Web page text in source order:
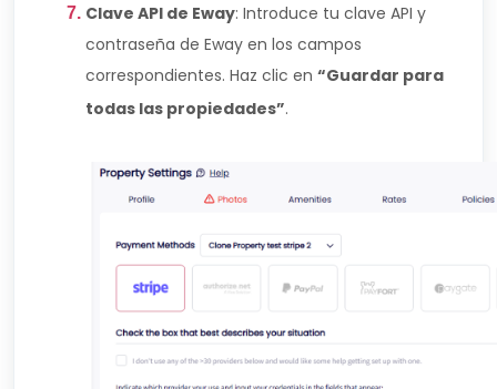
Clave API de Eway: Introduce tu clave API y
contraseña de Eway en los campos
correspondientes. Haz clic en “Guardar para
todas las propiedades”.